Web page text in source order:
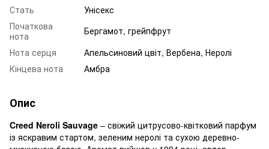
Стать
Унісекс
Початкова
нота
Бергамот, грейпфрут
Нота серця
Апельсиновий цвіт, Вербена, Неролі
Кінцева нота
Амбра
Опис
Creed Neroli Sauvage – свіжий цитрусово-квітковий парфум
із яскравим стартом, зеленим неролі та сухою деревно-